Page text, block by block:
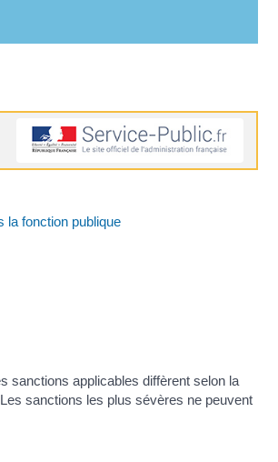
la fonction publique
sanctions applicables diffèrent selon la
sanctions les plus sévères ne peuvent